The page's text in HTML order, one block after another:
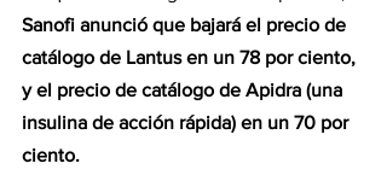
Sanofi anunció que bajará el precio de
catálogo de Lantus en un 78 por ciento,
y el precio de catálogo de Apidra (una
insulina de acción rápida) en un 70 por
ciento.